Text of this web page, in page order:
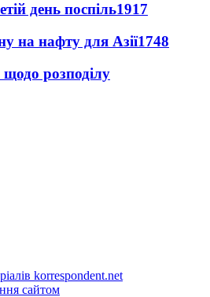
день поспіль1917
на нафту для Азії1748
розподілу
korrespondent.net
сайтом